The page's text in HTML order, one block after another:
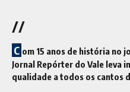
//
C om 15 anos de história no
Jornal Repórter do Vale leva
qualidade a todos os cantos